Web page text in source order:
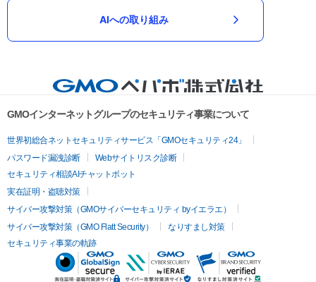
AIへの取り組み
GMOインターネットグループのセキュリティ事業について
世界初総合ネットセキュリティサービス「GMOセキュリティ24」
パスワード漏洩診断
Webサイトリスク診断
セキュリティ相談AIチャットボット
実在証明・盗聴対策
サイバー攻撃対策（GMOサイバーセキュリティ byイエラエ）
サイバー攻撃対策（GMO Flatt Security）
なりすまし対策
セキュリティ事業の軌跡